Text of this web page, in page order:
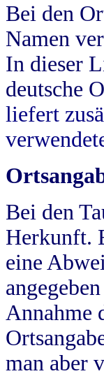
Bei den
Namen
In dieser
deutsche
liefert
Bei den
Herkunft.
eine
Annahme
man aber